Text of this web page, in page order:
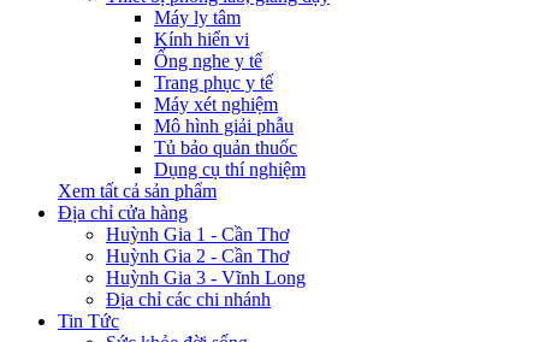
Máy ly tâm
Kính hiển vi
Ống nghe y tế
Trang phục y tế
Máy xét nghiệm
Mô hình giải phẫu
Tủ bảo quản thuốc
Dụng cụ thí nghiệm
Xem tất cả sản phẩm
Địa chỉ cửa hàng
Huỳnh Gia 1 - Cần Thơ
Huỳnh Gia 2 - Cần Thơ
Huỳnh Gia 3 - Vĩnh Long
Địa chỉ các chi nhánh
Tin Tức